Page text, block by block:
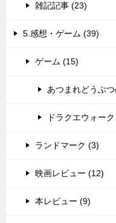
雑記記事 (23)
5.感想・ゲーム (39)
ゲーム (15)
あつまれどうぶ
ドラクエウォー
ランドマーク (3)
映画レビュー (12)
本レビュー (9)